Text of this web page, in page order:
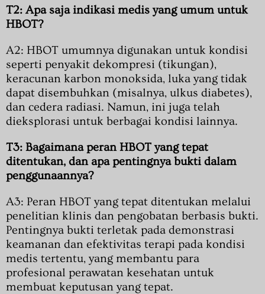
T2: Apa saja indikasi medis yang umum untuk
HBOT?
A2: HBOT umumnya digunakan untuk kondisi
seperti penyakit dekompresi (tikungan),
keracunan karbon monoksida, luka yang tidak
dapat disembuhkan (misalnya, ulkus diabetes),
dan cedera radiasi. Namun, ini juga telah
dieksplorasi untuk berbagai kondisi lainnya.
T3: Bagaimana peran HBOT yang tepat
ditentukan, dan apa pentingnya bukti dalam
penggunaannya?
A3: Peran HBOT yang tepat ditentukan melalui
penelitian klinis dan pengobatan berbasis bukti.
Pentingnya bukti terletak pada demonstrasi
keamanan dan efektivitas terapi pada kondisi
medis tertentu, yang membantu para
profesional perawatan kesehatan untuk
membuat keputusan yang tepat.